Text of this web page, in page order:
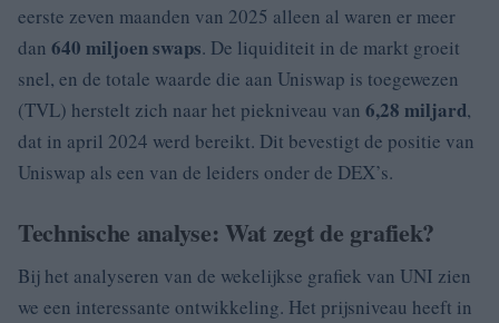
eerste zeven maanden van 2025 alleen al waren er meer
dan 640 miljoen swaps. De liquiditeit in de markt groeit
snel, en de totale waarde die aan Uniswap is toegewezen
(TVL) herstelt zich naar het piekniveau van 6,28 miljard,
dat in april 2024 werd bereikt. Dit bevestigt de positie van
Uniswap als een van de leiders onder de DEX’s.
Technische analyse: Wat zegt de grafiek?
Bij het analyseren van de wekelijkse grafiek van UNI zien
we een interessante ontwikkeling. Het prijsniveau heeft in